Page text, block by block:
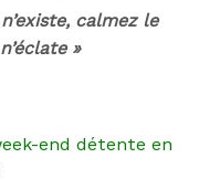
calmez le
»
end détente en